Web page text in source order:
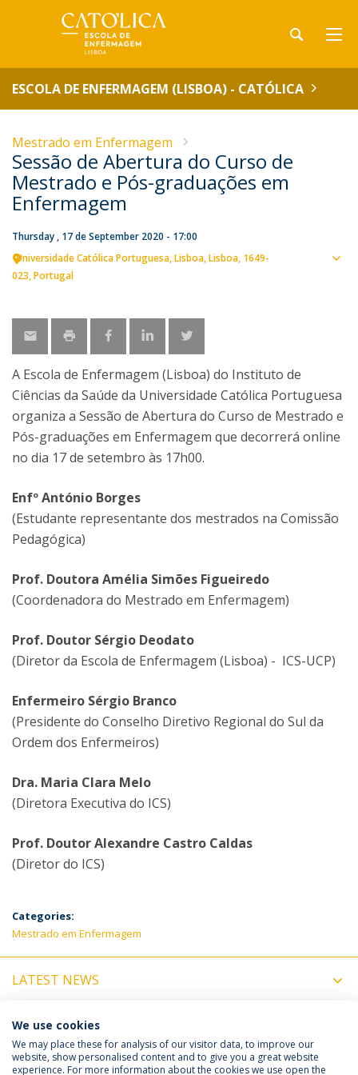
ESCOLA DE ENFERMAGEM (LISBOA) - CATÓLICA
Mestrado em Enfermagem
Sessão de Abertura do Curso de
Mestrado e Pós-graduações em
Enfermagem
Thursday , 17 de September 2020 - 17:00
Universidade Católica Portuguesa Lisboa Lisboa 1649-
023 Portugal
A Escola de Enfermagem (Lisboa) do Instituto de
Ciências da Saúde da Universidade Católica Portuguesa
organiza a Sessão de Abertura do Curso de Mestrado e
Pós-graduações em Enfermagem que decorrerá online
no dia 17 de setembro às 17h00.
Enfº António Borges
(Estudante representante dos mestrados na Comissão
Pedagógica)
Prof. Doutora Amélia Simões Figueiredo
(Coordenadora do Mestrado em Enfermagem)
Prof. Doutor Sérgio Deodato
(Diretor da Escola de Enfermagem (Lisboa) - ICS-UCP)
Enfermeiro Sérgio Branco
(Presidente do Conselho Diretivo Regional do Sul da
Ordem dos Enfermeiros)
Dra. Maria Clara Melo
(Diretora Executiva do ICS)
Prof. Doutor Alexandre Castro Caldas
(Diretor do ICS)
Categories:
Mestrado em Enfermagem
LATEST NEWS
UPCOMING EVENTS
We use cookies
We may place these for analysis of our visitor data, to improve our
website, show personalised content and to give you a great website
experience. For more information about the cookies we use open the